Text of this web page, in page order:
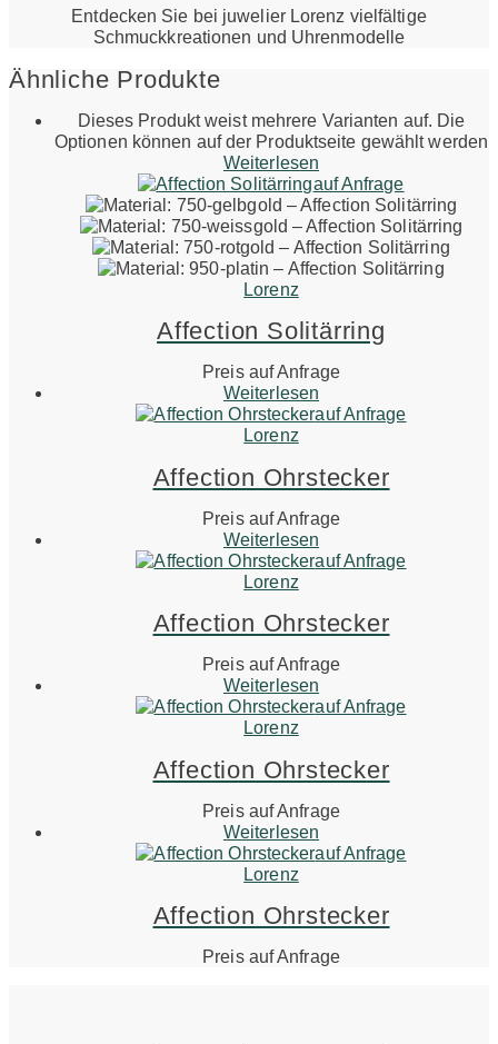
Entdecken Sie bei juwelier Lorenz vielfältige
Schmuckkreationen und Uhrenmodelle
Ähnliche Produkte
Dieses Produkt weist mehrere Varianten auf. Die
Optionen können auf der Produktseite gewählt werden
Weiterlesen
auf Anfrage
Lorenz
Affection Solitärring
Preis auf Anfrage
Weiterlesen
auf Anfrage
Lorenz
Affection Ohrstecker
Preis auf Anfrage
Weiterlesen
auf Anfrage
Lorenz
Affection Ohrstecker
Preis auf Anfrage
Weiterlesen
auf Anfrage
Lorenz
Affection Ohrstecker
Preis auf Anfrage
Weiterlesen
auf Anfrage
Lorenz
Affection Ohrstecker
Preis auf Anfrage